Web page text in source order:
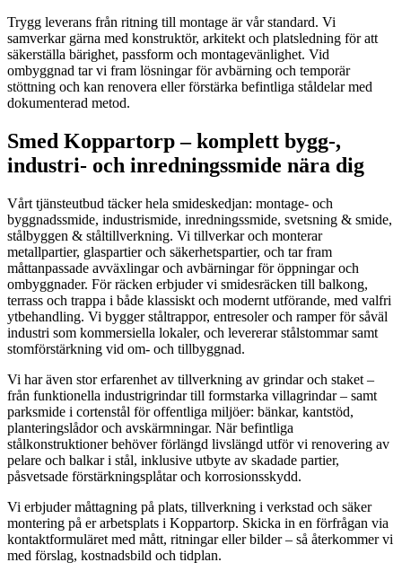
Trygg leverans från ritning till montage är vår standard. Vi
samverkar gärna med konstruktör, arkitekt och platsledning för att
säkerställa bärighet, passform och montagevänlighet. Vid
ombyggnad tar vi fram lösningar för avbärning och temporär
stöttning och kan renovera eller förstärka befintliga ståldelar med
dokumenterad metod.
Smed Koppartorp – komplett bygg-,
industri- och inredningssmide nära dig
Vårt tjänsteutbud täcker hela smideskedjan: montage- och
byggnadssmide, industrismide, inredningssmide, svetsning & smide,
stålbyggen & ståltillverkning. Vi tillverkar och monterar
metallpartier, glaspartier och säkerhetspartier, och tar fram
måttanpassade avväxlingar och avbärningar för öppningar och
ombyggnader. För räcken erbjuder vi smidesräcken till balkong,
terrass och trappa i både klassiskt och modernt utförande, med valfri
ytbehandling. Vi bygger ståltrappor, entresoler och ramper för såväl
industri som kommersiella lokaler, och levererar stålstommar samt
stomförstärkning vid om- och tillbyggnad.
Vi har även stor erfarenhet av tillverkning av grindar och staket –
från funktionella industrigrindar till formstarka villagrindar – samt
parksmide i cortenstål för offentliga miljöer: bänkar, kantstöd,
planteringslådor och avskärmningar. När befintliga
stålkonstruktioner behöver förlängd livslängd utför vi renovering av
pelare och balkar i stål, inklusive utbyte av skadade partier,
påsvetsade förstärkningsplåtar och korrosionsskydd.
Vi erbjuder måttagning på plats, tillverkning i verkstad och säker
montering på er arbetsplats i Koppartorp. Skicka in en förfrågan via
kontaktformuläret med mått, ritningar eller bilder – så återkommer vi
med förslag, kostnadsbild och tidplan.